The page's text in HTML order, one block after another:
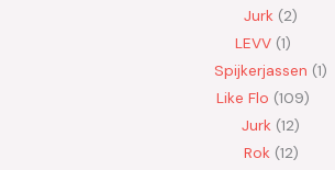
Jurk 2
LEVV 1
Spijkerjassen 1
Like Flo 109
Jurk 12
Rok 12